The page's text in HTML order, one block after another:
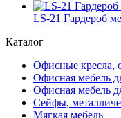
LS-21 Гардероб
Каталог
Офисные кресла,
Офисная мебель
Офисная мебель
Сейфы,
Мягкая мебель